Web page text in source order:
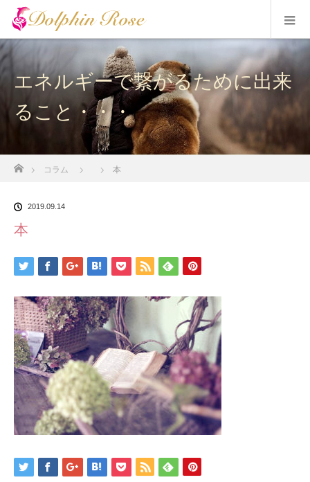
エネルギーで繋がるために出来
ること・・・
コラム 本
2019.09.14
本